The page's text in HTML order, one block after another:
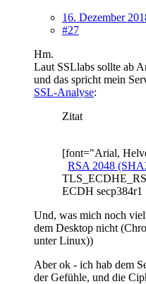
16. Dezember
#27
Hm.
Laut SSLlabs sollte ab
und das spricht mein
SSL-Analyse:
Zitat
[font="Arial,
RSA 2048
ECDH
Und, was mich noch
dem Desktop nicht
unter Linux))
Aber ok - ich hab dem
der Gefühle, und die